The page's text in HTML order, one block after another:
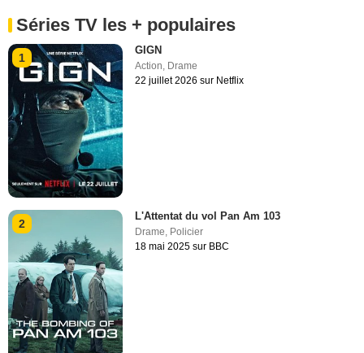
Séries TV les + populaires
1
GIGN
Action, Drame
22 juillet 2026 sur Netflix
2
L'Attentat du vol Pan Am 103
Drame Policier
18 mai 2025 sur BBC